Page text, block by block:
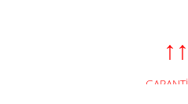
↑↑